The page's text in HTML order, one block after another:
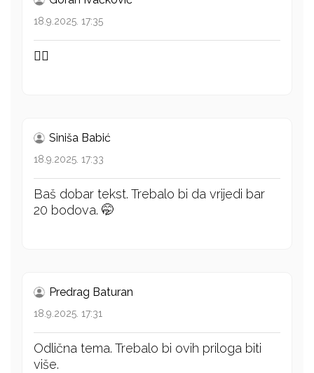
18.9.2025. 17:35
👍🏻
Siniša Babić
18.9.2025. 17:33
Baš dobar tekst. Trebalo bi da vrijedi bar
20 bodova. 🤭
Predrag Baturan
18.9.2025. 17:31
Odlična tema. Trebalo bi ovih priloga biti
više.